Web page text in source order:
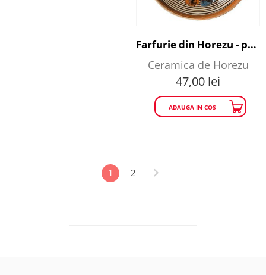
Farfurie din Horezu - portocaliu si albastru diametru14 cm
Ceramica de Horezu
47,00 lei
ADAUGA IN COS
1 2